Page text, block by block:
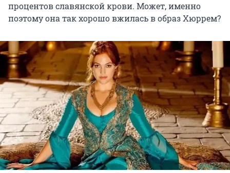
процентов славянской крови. Может, именно
поэтому она так хорошо вжилась в образ Хюррем?